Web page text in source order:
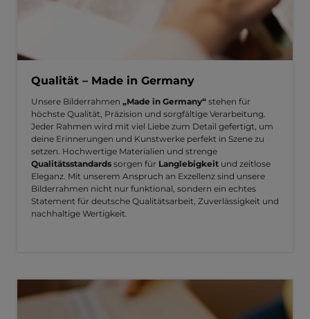
Qualität – Made in Germany
Unsere Bilderrahmen „Made in Germany“ stehen für
höchste Qualität, Präzision und sorgfältige Verarbeitung.
Jeder Rahmen wird mit viel Liebe zum Detail gefertigt, um
deine Erinnerungen und Kunstwerke perfekt in Szene zu
setzen. Hochwertige Materialien und strenge
Qualitätsstandards sorgen für Langlebigkeit und zeitlose
Eleganz. Mit unserem Anspruch an Exzellenz sind unsere
Bilderrahmen nicht nur funktional, sondern ein echtes
Statement für deutsche Qualitätsarbeit, Zuverlässigkeit und
nachhaltige Wertigkeit.